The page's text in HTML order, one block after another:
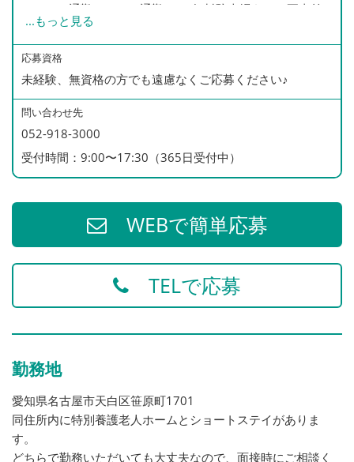
◆制服貸与
◆各種 処遇改善手当あり（毎月支給）
マイカー通勤・バイク通勤OK・無料駐車場あり（要事前
相談）
天白区だけでなく緑区、瑞穂区、南区、北区、昭和区、豊
明市、日進市
などから出勤されている方もいます♪
...もっと見る
応募資格
未経験、無資格の方でも遠慮なくご応募ください♪
問い合わせ先
052-918-3000
受付時間：9:00〜17:30（365日受付中）
WEBで簡単応募
TELで応募
勤務地
愛知県名古屋市天白区笹原町1701
同住所内に特別養護老人ホームとショートステイがありま
す。
どちらで勤務いただいても大丈夫なので、面接時にご相談く